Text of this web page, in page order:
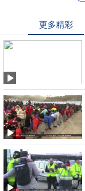
更多精彩